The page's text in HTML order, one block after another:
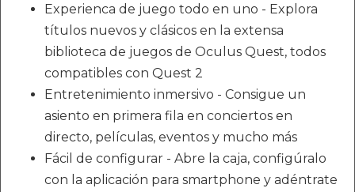
Experienca de juego todo en uno - Explora
títulos nuevos y clásicos en la extensa
biblioteca de juegos de Oculus Quest, todos
compatibles con Quest 2
Entretenimiento inmersivo - Consigue un
asiento en primera fila en conciertos en
directo, películas, eventos y mucho más
Fácil de configurar - Abre la caja, configúralo
con la aplicación para smartphone y adéntrate